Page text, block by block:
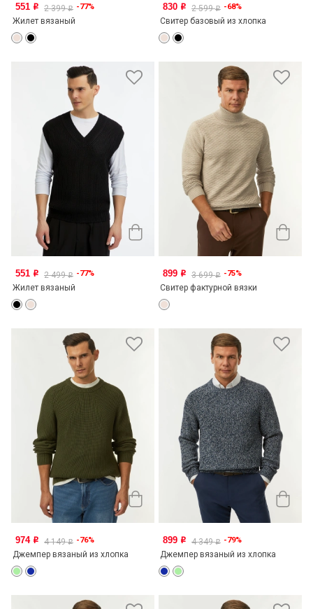
551 o 2 399o -77%
Жилет вязаный
830 o 2 599o -68%
Свитер базовый из хлопка
551 o 2 499o -77%
Жилет вязаный
899 o 3 699o -75%
Свитер фактурной вязки
974 o 4 149o -76%
Джемпер вязаный из хлопка
899 o 4 349o -79%
Джемпер вязаный из хлопка